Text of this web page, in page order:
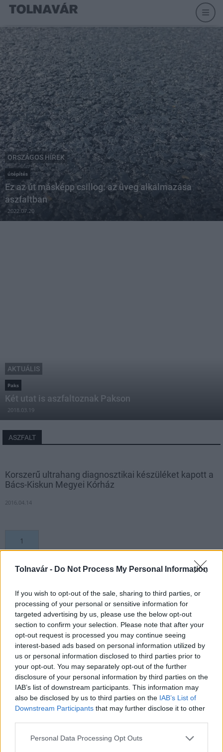
Tolnavár - Do Not Process My Personal Information
If you wish to opt-out of the sale, sharing to third parties, or
processing of your personal or sensitive information for
targeted advertising by us, please use the below opt-out
section to confirm your selection. Please note that after your
opt-out request is processed you may continue seeing
interest-based ads based on personal information utilized by
us or personal information disclosed to third parties prior to
your opt-out. You may separately opt-out of the further
disclosure of your personal information by third parties on the
IAB’s list of downstream participants. This information may
also be disclosed by us to third parties on the IAB’s List of
Downstream Participants that may further disclose it to other
Please note that this website/app uses one or more Google
Personal Data Processing Opt Outs
ORSZÁGOS HÍREK
útépítés
Ez az út másképp csillog: az üveg alkalmazása
aszfaltban
2022.07.20
AKTUÁLIS
Paks
Két utat is aszfaltoznak Pakson
2018.03.19
ASZFALT
Korszerű ultrahang diagnosztikai készüléket kapott a
Bács-Kiskun Megyei Kórház
2016.04.14
1
Név
E-mail cím
Feliratkozom a hírlevélre és elfogadom azadatvédelmi
szabályzatot!
FELIRATKOZÁS